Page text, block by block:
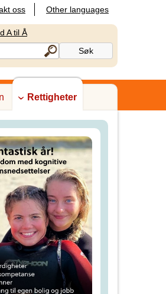
oss Other languages
A til Å
Rettigheter